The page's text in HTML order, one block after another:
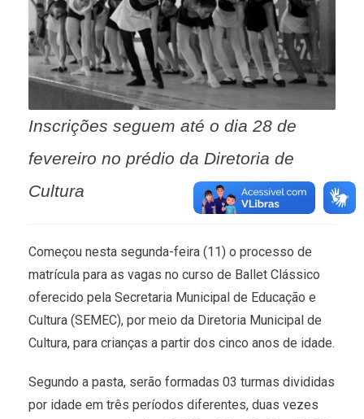
Inscrições seguem até o dia 28 de
fevereiro no prédio da Diretoria de
Cultura
Começou nesta segunda-feira (11) o processo de
matrícula para as vagas no curso de Ballet Clássico
oferecido pela Secretaria Municipal de Educação e
Cultura (SEMEC), por meio da Diretoria Municipal de
Cultura, para crianças a partir dos cinco anos de idade.
Segundo a pasta, serão formadas 03 turmas divididas
por idade em três períodos diferentes, duas vezes